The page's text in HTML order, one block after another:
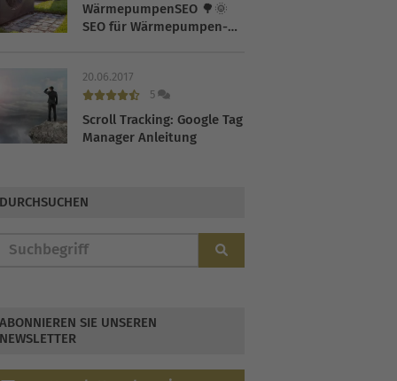
WärmepumpenSEO 🌳🌞
SEO für Wärmepumpen-
20.06.2017
5
Scroll Tracking: Google Tag
Manager Anleitung
DURCHSUCHEN
ABONNIEREN SIE UNSEREN
NEWSLETTER